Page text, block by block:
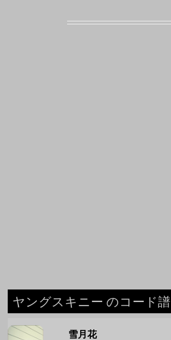
ヤングスキニー のコード譜
雪月花